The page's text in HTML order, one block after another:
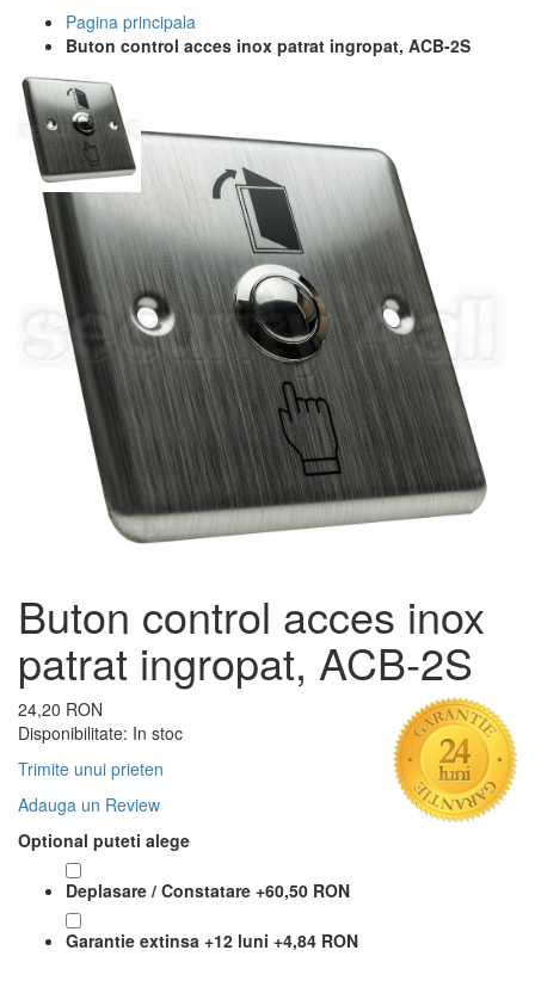
Pagina principala
Buton control acces inox patrat ingropat, ACB-2S
Buton control acces inox
patrat ingropat, ACB-2S
24,20 RON
Disponibilitate: In stoc
Trimite unui prieten
Adauga un Review
Optional puteti alege
Deplasare / Constatare +60,50 RON
Garantie extinsa +12 luni +4,84 RON